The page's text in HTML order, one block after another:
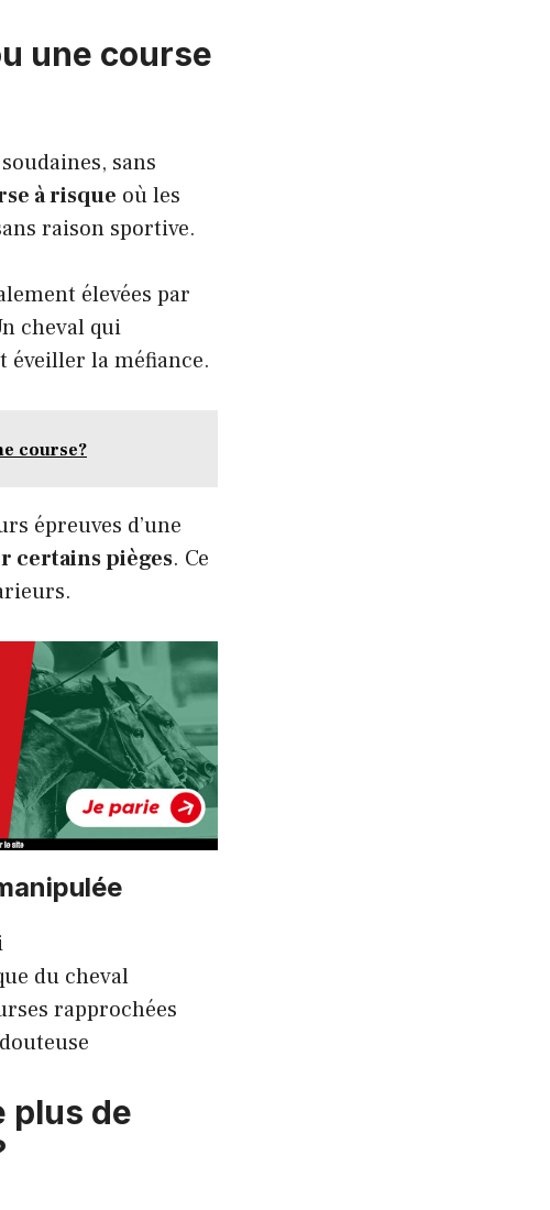
une course
sans
à risque où les
raison sportive.
élevées par
cheval qui
éveiller la méfiance.
course?
épreuves d’une
certains pièges. Ce
du cheval
rapprochées
plus de